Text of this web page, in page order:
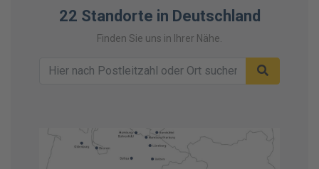
22 Standorte in Deutschland
Finden Sie uns in Ihrer Nähe.